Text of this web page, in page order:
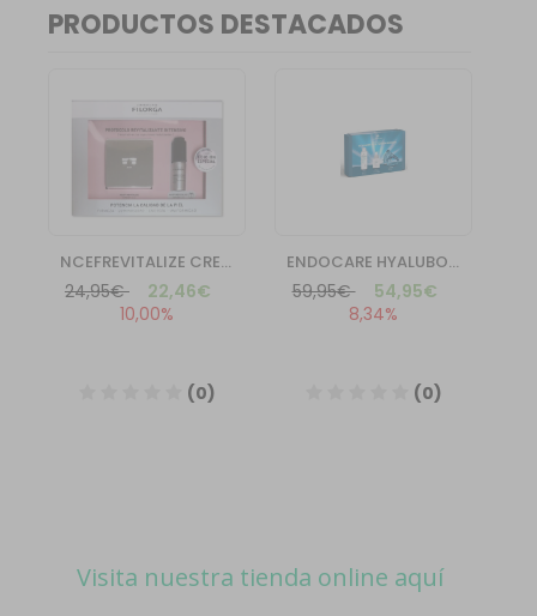
Visita nuestra tienda online aquí